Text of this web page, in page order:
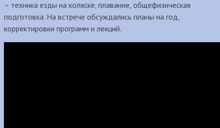
– техника езды на коляске, плавание, общефизическая
подготовка. На встрече обсуждались планы на год,
корректировки программ и лекций.